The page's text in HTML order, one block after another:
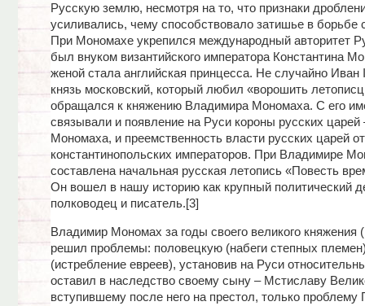
Русскую землю, несмотря на то, что признаки
усиливались, чему способствовало затишье в борьбе
При Мономахе укрепился международный авторитет
был внуком византийского императора Константина
женой стала английская принцесса. Не случайно Иван
князь московский, который любил «ворошить
обращался к княжению Владимира Мономаха. С его
связывали и появление на Руси короны русских царей
Мономаха, и преемственность власти русских царей от
константинопольских императоров. При Владимире
составлена начальная русская летопись «Повесть
Он вошел в нашу историю как крупный политический
полководец и писатель.[3]
Владимир Мономах за годы своего великого княжения
решил проблемы: половецкую (набеги степных
(истребление евреев), установив на Руси
оставил в наследство своему сыну – Мстиславу
вступившему после него на престол, только проблему